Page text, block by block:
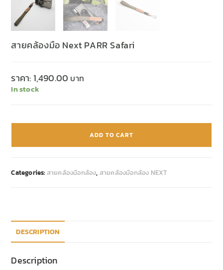
สายคล้องมือ Next PARR Safari
ราคา:1,490.00
In stock
ADD TO CART
Categories: สายคล้องมือกล้อง, สายคล้องมือกล้อง NEXT
DESCRIPTION
Description